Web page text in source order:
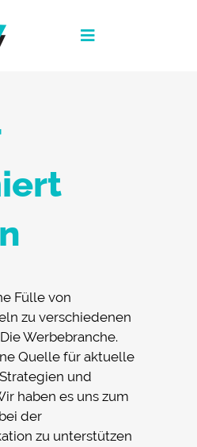
Toggle
Fülle von
zu verschiedenen
Werbebranche.
Quelle für aktuelle
und
haben es uns zum
der
zu unterstützen